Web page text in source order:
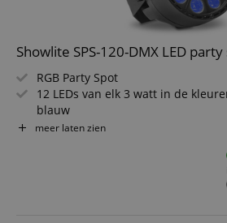
Showlite SPS-120-DMX LED
RGB Party Spot
12 LEDs van elk 3 watt in de
blauw
17° stralingshoek
Standalone- of DMX-bediening
Veel automatische en
meer laten zien